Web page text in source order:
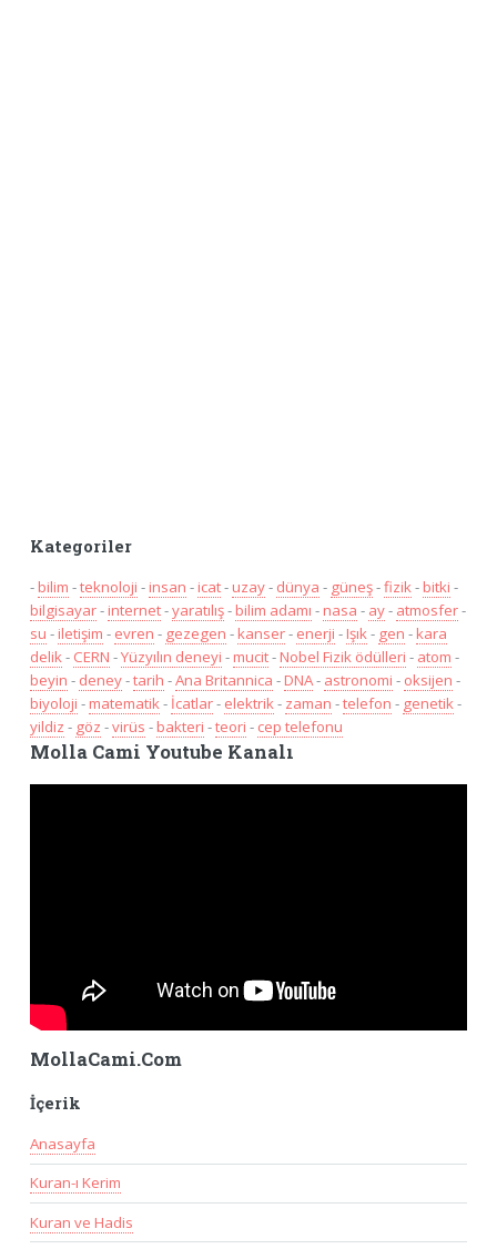
Kategoriler
-bilim -teknoloji -insan -icat-uzay- dünya - güneş-fizik-bitki -
bilgisayar-internet-yaratılış-bilim adamı -nasa - ay- atmosfer-
su -iletişim - evren - gezegen -kanser- enerji -Işık- gen -kara
delik- CERN -Yüzyılın deneyi -mucit-Nobel Fizik ödülleri - atom -
beyin - deney-tarih -Ana Britannica -DNA- astronomi - oksijen -
biyoloji -matematik- İcatlar- elektrik- zaman -telefon - genetik-
yildiz - göz -virüs -bakteri -teori - cep telefonu
Molla Cami Youtube Kanalı
MollaCami.Com
İçerik
Anasayfa
Kuran-ı Kerim
Kuran ve Hadis